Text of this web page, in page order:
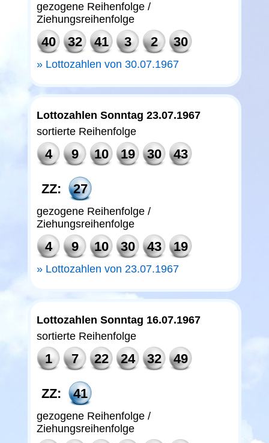
gezogene Reihenfolge /
Ziehungsreihenfolge
40 32 41 3 2 30
Lottozahlen von 30.07.1967
Lottozahlen Sonntag 23.07.1967
sortierte Reihenfolge
4 9 10 19 30 43
ZZ: 27
gezogene Reihenfolge /
Ziehungsreihenfolge
4 9 10 30 43 19
Lottozahlen von 23.07.1967
Lottozahlen Sonntag 16.07.1967
sortierte Reihenfolge
1 7 22 24 32 49
ZZ: 41
gezogene Reihenfolge /
Ziehungsreihenfolge